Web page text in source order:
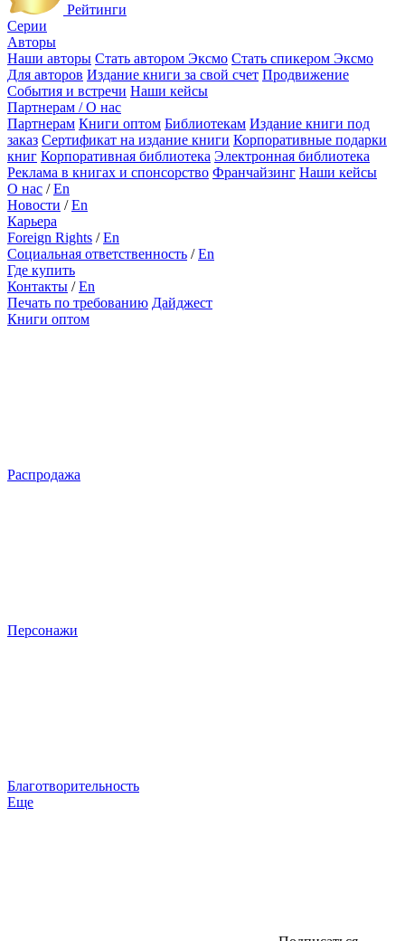
Рейтинги
Серии
Авторы
Наши авторы Стать автором Эксмо Стать спикером Эксмо
Для авторов Издание книги за свой счет Продвижение
События и встречи Наши кейсы
Партнерам / О нас
Партнерам Книги оптом Библиотекам Издание книги под
заказ Сертификат на издание книги Корпоративные подарки
книг Корпоративная библиотека Электронная библиотека
Реклама в книгах и спонсорство Франчайзинг Наши кейсы
О нас /En
Новости /En
Карьера
Foreign Rights /En
Социальная ответственность /En
Где купить
Контакты /En
Печать по требованию Дайджест
Книги оптом
Распродажа
Персонажи
Благотворительность
Еще